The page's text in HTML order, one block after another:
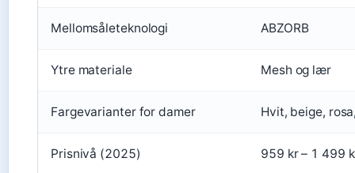
Mellomsåleteknologi ABZORB
Ytre materiale Mesh og lær
Fargevarianter for damer Hvit, beige,
Prisnivå (2025) 959 kr – 1 499